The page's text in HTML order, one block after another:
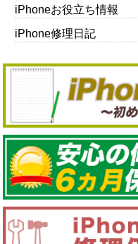
iPhoneお役立ち情報
iPhone修理日記